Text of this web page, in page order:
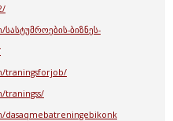
ბიზნეს-
traningsforjob/
traningss/
dasaqmebatreningebikonk